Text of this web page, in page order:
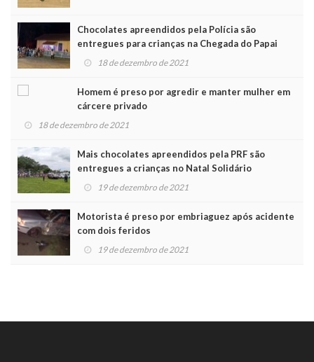
Chocolates apreendidos pela Polícia são
entregues para crianças na Chegada do Papai
Noel 18 de dezembro de 2021
Homem é preso por agredir e manter mulher em
cárcere privado
18 de dezembro de 2021
Mais chocolates apreendidos pela PRF são
entregues a crianças no Natal Solidário
19 de dezembro de 2021
Motorista é preso por embriaguez após acidente
com dois feridos
19 de dezembro de 2021